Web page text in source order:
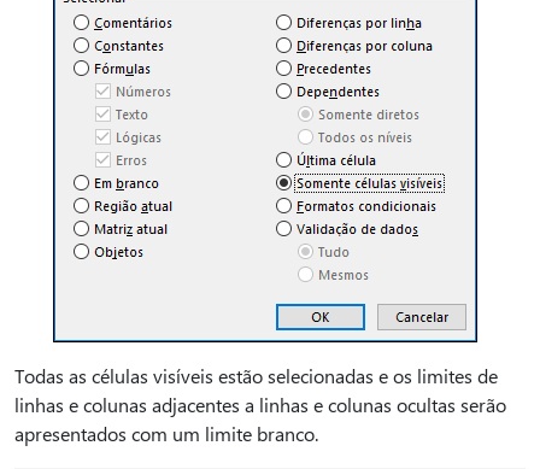
Todas as células visíveis estão selecionadas e os limites de
linhas e colunas adjacentes a linhas e colunas ocultas serão
apresentados com um limite branco.